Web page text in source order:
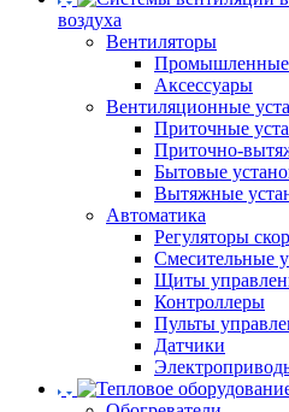
воздуха
Вентиляторы
Промышленные
Аксессуары
Вентиляционные
Приточные
Приточно-
Бытовые
Вытяжные
Автоматика
Регуляторы
Смесительные
Щиты
Контроллеры
Пульты
Датчики